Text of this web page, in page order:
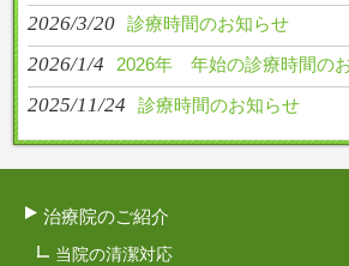
2026/3/20 診療時間のお知らせ
2026/1/4 2026年 年始の診療時間の
2025/11/24 診療時間のお知らせ
治療院のご紹介
当院の清潔対応